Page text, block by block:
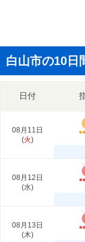
白山市の10日
日付
08月11日
(火)
08月12日
(水)
08月13日
(木)